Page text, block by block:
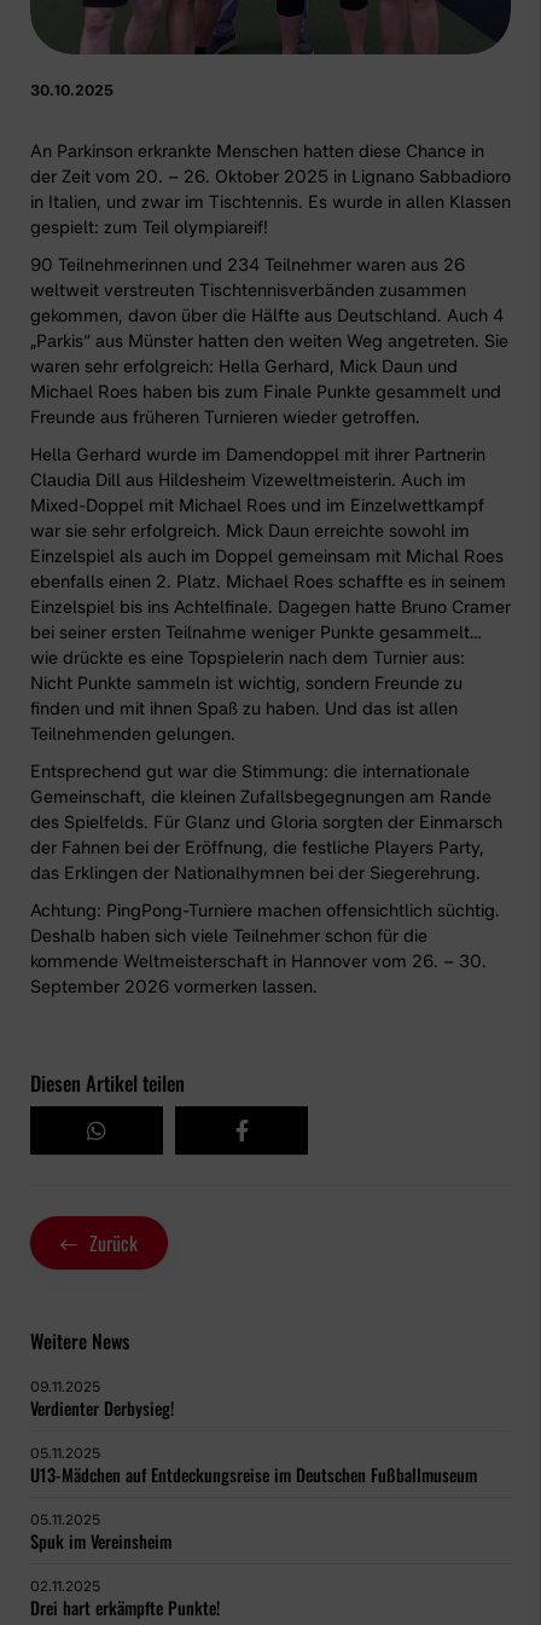
30.10.2025
An Parkinson erkrankte Menschen hatten diese Chance in
der Zeit vom 20. – 26. Oktober 2025 in Lignano Sabbadioro
in Italien, und zwar im Tischtennis. Es wurde in allen Klassen
gespielt: zum Teil olympiareif!
90 Teilnehmerinnen und 234 Teilnehmer waren aus 26
weltweit verstreuten Tischtennisverbänden zusammen
gekommen, davon über die Hälfte aus Deutschland. Auch 4
„Parkis“ aus Münster hatten den weiten Weg angetreten. Sie
waren sehr erfolgreich: Hella Gerhard, Mick Daun und
Michael Roes haben bis zum Finale Punkte gesammelt und
Freunde aus früheren Turnieren wieder getroffen.
Hella Gerhard wurde im Damendoppel mit ihrer Partnerin
Claudia Dill aus Hildesheim Vizeweltmeisterin. Auch im
Mixed-Doppel mit Michael Roes und im Einzelwettkampf
war sie sehr erfolgreich. Mick Daun erreichte sowohl im
Einzelspiel als auch im Doppel gemeinsam mit Michal Roes
ebenfalls einen 2. Platz. Michael Roes schaffte es in seinem
Einzelspiel bis ins Achtelfinale. Dagegen hatte Bruno Cramer
bei seiner ersten Teilnahme weniger Punkte gesammelt…
wie drückte es eine Topspielerin nach dem Turnier aus:
Nicht Punkte sammeln ist wichtig, sondern Freunde zu
finden und mit ihnen Spaß zu haben. Und das ist allen
Teilnehmenden gelungen.
Entsprechend gut war die Stimmung: die internationale
Gemeinschaft, die kleinen Zufallsbegegnungen am Rande
des Spielfelds. Für Glanz und Gloria sorgten der Einmarsch
der Fahnen bei der Eröffnung, die festliche Players Party,
das Erklingen der Nationalhymnen bei der Siegerehrung.
Achtung: PingPong-Turniere machen offensichtlich süchtig.
Deshalb haben sich viele Teilnehmer schon für die
kommende Weltmeisterschaft in Hannover vom 26. – 30.
September 2026 vormerken lassen.
Diesen Artikel teilen
Zurück
Weitere News
09.11.2025
Verdienter Derbysieg!
05.11.2025
U13-Mädchen auf Entdeckungsreise im Deutschen Fußballmuseum
05.11.2025
Spuk im Vereinsheim
02.11.2025
Drei hart erkämpfte Punkte!